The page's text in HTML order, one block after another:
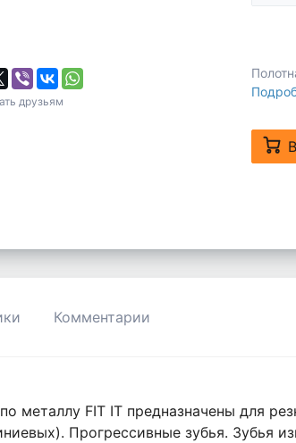
друзьям
Комментарии
металлу FIT IT предназначены для
Прогрессивные зубья. Зубья